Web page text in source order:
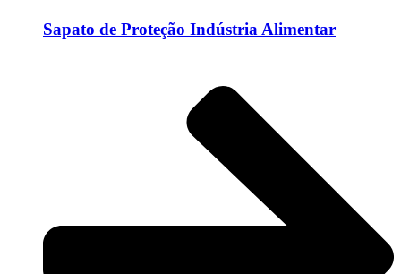
Sapato de Proteção Indústria Alimentar